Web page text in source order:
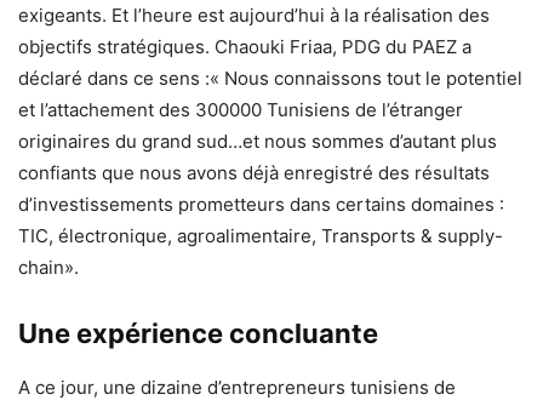
exigeants. Et l’heure est aujourd’hui à la réalisation des
objectifs stratégiques. Chaouki Friaa, PDG du PAEZ a
déclaré dans ce sens :« Nous connaissons tout le potentiel
et l’attachement des 300000 Tunisiens de l’étranger
originaires du grand sud…et nous sommes d’autant plus
confiants que nous avons déjà enregistré des résultats
d’investissements prometteurs dans certains domaines :
TIC, électronique, agroalimentaire, Transports & supply-
chain».
Une expérience concluante
A ce jour, une dizaine d’entrepreneurs tunisiens de